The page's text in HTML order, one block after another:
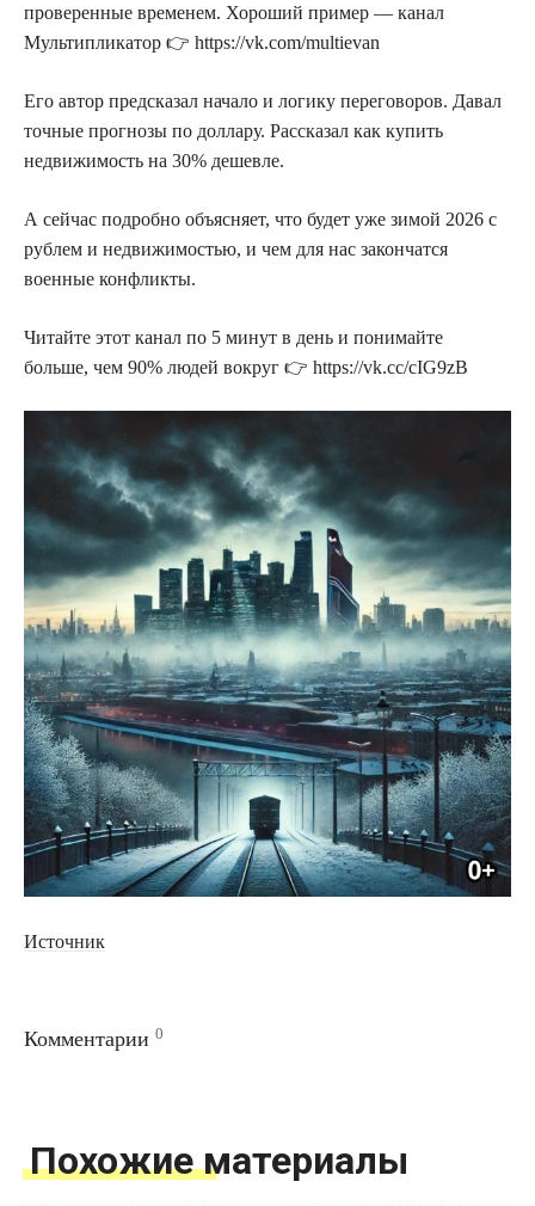
проверенные временем. Хороший пример — канал
Мультипликатор 👉 https://vk.com/multievan
Его автор предсказал начало и логику переговоров. Давал
точные прогнозы по доллару. Рассказал как купить
недвижимость на 30% дешевле.
А сейчас подробно объясняет, что будет уже зимой 2026 с
рублем и недвижимостью, и чем для нас закончатся
военные конфликты.
Читайте этот канал по 5 минут в день и понимайте
больше, чем 90% людей вокруг 👉 https://vk.cc/cIG9zB
Источник
Комментарии 0
Похожие материалы